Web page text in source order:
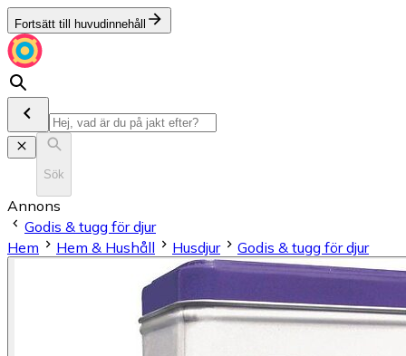
Fortsätt till huvudinnehåll
Sök
Annons
Godis & tugg för djur
Hem
Hem & Hushåll Husdjur Godis & tugg för djur